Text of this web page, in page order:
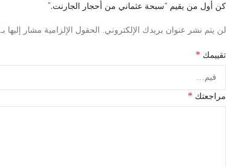
كن أول من يقيم “سبحة عثماني من أحجار الجارنت.”
لن يتم نشر عنوان بريدك الإلكتروني. الحقول الإلزامية مشار إليها بـ
تقييمك *
مراجعتك *